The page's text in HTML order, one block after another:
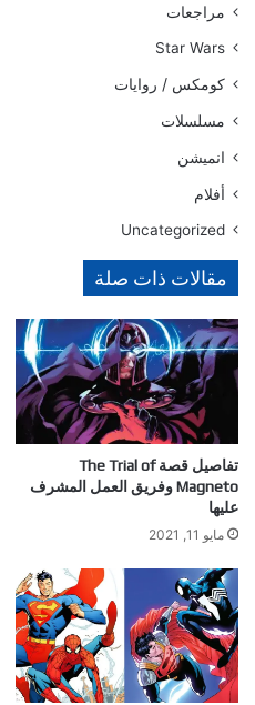
مراجعات
Star Wars
كومكس / روايات
مسلسلات
انميشن
أفلام
Uncategorized
مقالات ذات صلة
تفاصيل قصة The Trial of
Magneto وفريق العمل المشرف
عليها
مايو 11, 2021